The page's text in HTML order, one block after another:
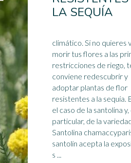
LA SEQUÍA
climático. Si no quieres
morir tus flores a las
restricciones de riego,
conviene redescubrir y
adoptar plantas de flor
resistentes a la sequía. Este es
el caso de la santolina y,
particular, de la
Santolina
santolín acepta la
s ...